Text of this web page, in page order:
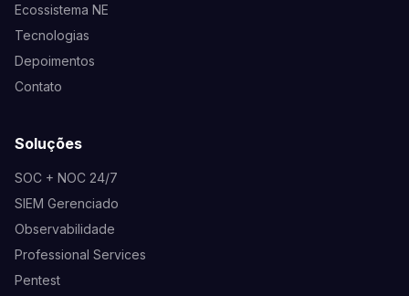
Ecossistema NE
Tecnologias
Depoimentos
Contato
Soluções
SOC + NOC 24/7
SIEM Gerenciado
Observabilidade
Professional Services
Pentest